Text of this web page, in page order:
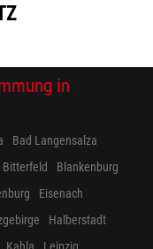
in
Bad Langensalza
Bitterfeld
Blankenburg
Eisenach
Halberstadt
Kahla Leipzig